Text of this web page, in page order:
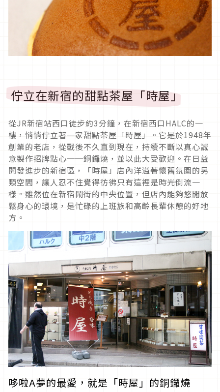
佇立在新宿的甜點茶屋「時屋」
從JR新宿站西口徒步約3分鐘，在新宿西口HALC的一
樓，悄悄佇立著一家甜點茶屋「時屋」。它是於1948年
創業的老店，從戰後不久直到現在，持續不斷以真心誠
意製作招牌點心──銅鑼燒，並以此大受歡迎。在日益
開發進步的新宿區，「時屋」店內洋溢著懷舊氛圍的另
類空間，讓人忍不住覺得彷彿只有這裡是時光倒流一
樣。雖然位在新宿鬧街的中央位置，但店內能夠悠閒放
鬆身心的環境，是忙碌的上班族和高齡長輩休憩的好地
方。
哆啦A夢的最愛，就是「時屋」的銅鑼燒